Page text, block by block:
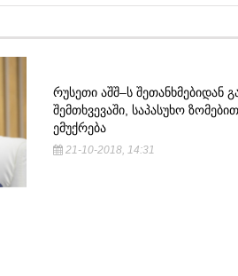
ᲠᲣᲡᲔᲗᲘ ᲐᲨᲨ–Ს ᲨᲔᲗᲐᲜᲮᲛᲔᲑᲘᲓᲐᲜ
ᲨᲔᲛᲗᲮᲕᲔᲕᲐᲨᲘ, ᲡᲐᲞᲐᲡᲣᲮᲝ ᲖᲝᲛᲔᲑᲘᲗ
ᲔᲛᲣᲥᲠᲔᲑᲐ
21-10-2018, 14:31